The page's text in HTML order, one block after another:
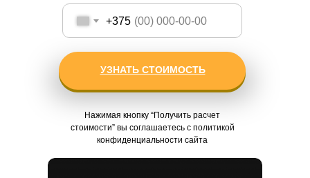
+375
Нажимая кнопку “Получить расчет
стоимости” вы соглашаетесь с политикой
конфиденциальности сайта
УЗНАТЬ СТОИМОСТЬ